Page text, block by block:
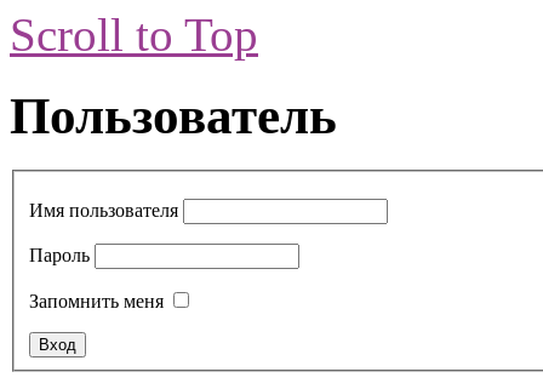
Scroll to Top
Пользователь
Имя пользователя
Пароль
Запомнить меня